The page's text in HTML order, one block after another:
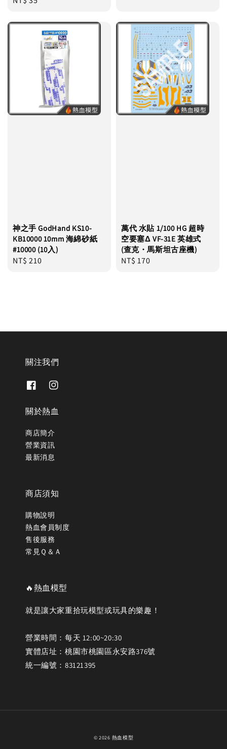
神之手 GodHand KS10-
KB10000 10mm 海綿砂紙
#10000 (10入)
Regular
NT$ 210
萬代 水貼 1/100 HG 超時
空要塞Δ VF-31E 英雄式
(查克・馬斯坦古座機)
Regular
NT$ 170
關注我們
關於熱血
商店簡介
營業資訊
最新消息
商店須知
購物說明
熱血會員制度
售後服務
常見Ｑ＆Ａ
🔥熱血模型
就是讓大家重拾玩模型或玩具的樂趣！
營業時間：每天 12:00~20:30
實體店址：桃園市桃園區永安路376號
統一編號：83121395
© 2026 熱血模型